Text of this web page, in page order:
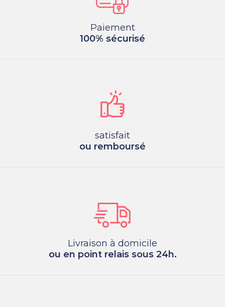
Paiement
100% sécurisé
satisfait
ou remboursé
Livraison à domicile
ou en point relais sous 24h.